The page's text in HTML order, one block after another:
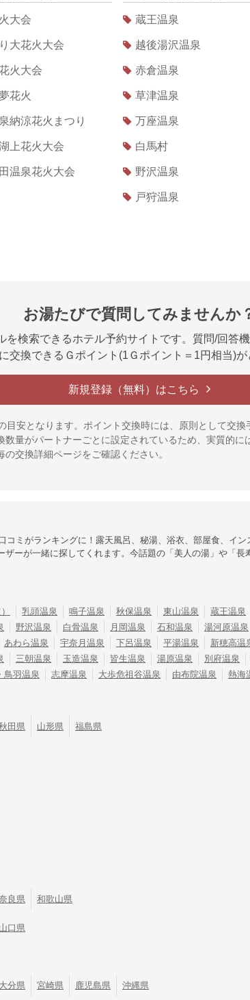
大会
大花火大会
火大会
花火
納涼花火まつり
上花火大会
温泉花火大会
蔵王温泉
越後湯沢温泉
赤倉温泉
草津温泉
万座温泉
白馬村
野沢温泉
戸狩温泉
お湯たびで質問してみませんか
を検索できるホテル予約サイトです。質問/回答
交換できるＧポイント(1Ｇポイント＝1円相当)が
新規登録（無料）はこちら
安となります。ポイント交換時には、原則として交
数量がパートナーごとに設定されているため、実質的
交換詳細ページをご確認ください。
ミがランキングに！露天風呂、秘湯、浴衣、部屋食、イン
ーが一緒に探してくれます。今話題の「美人の湯」や「長
乳頭温泉 鳴子温泉 秋保温泉 東山温泉 蔵王温泉
野沢温泉 白骨温泉 月岡温泉 石和温泉 湯河原温泉
あわら温泉 宇奈月温泉 下呂温泉 平湯温泉 新穂高温
三朝温泉 玉造温泉 皆生温泉 湯原温泉 別府温泉
鳥羽温泉 志摩温泉 大歩危祖谷温泉 由布院温泉 熱海
田県 山形県 福島県
良県 和歌山県
山口県
大分県 宮崎県 鹿児島県 沖縄県